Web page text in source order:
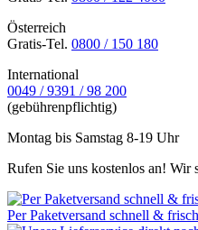
Österreich
Gratis-Tel. 0800 / 150 180
International
0049 / 9391 / 98 200
(gebührenpflichtig)
Montag bis Samstag 8-19 Uhr
Rufen Sie uns kostenlos an! Wir
Per Paketversand schnell & frisch